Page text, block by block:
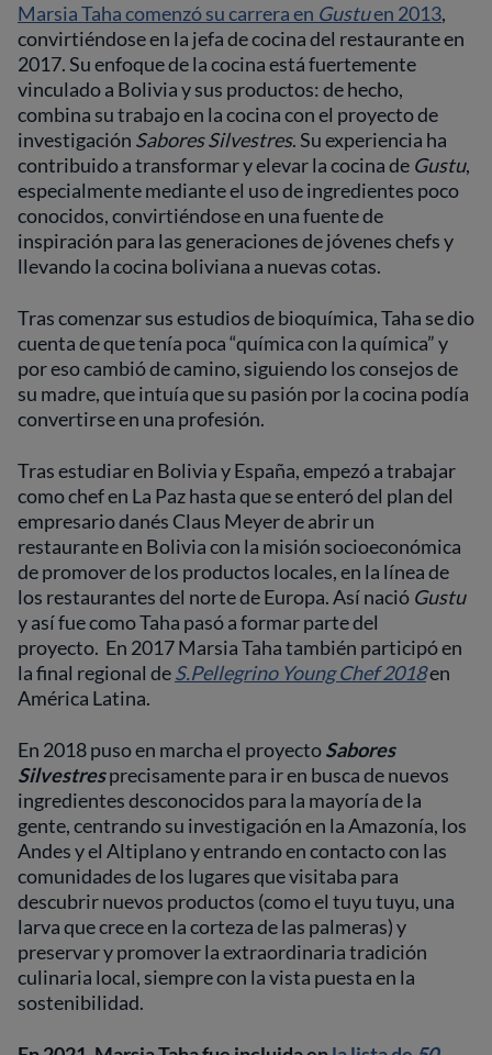
Marsia Taha comenzó su carrera en Gustuen 2013,
convirtiéndose en la jefa de cocina del restaurante en
2017. Su enfoque de la cocina está fuertemente
vinculado a Bolivia y sus productos: de hecho,
combina su trabajo en la cocina con el proyecto de
investigación Sabores Silvestres. Su experiencia ha
contribuido a transformar y elevar la cocina de Gustu,
especialmente mediante el uso de ingredientes poco
conocidos, convirtiéndose en una fuente de
inspiración para las generaciones de jóvenes chefs y
llevando la cocina boliviana a nuevas cotas.
Tras comenzar sus estudios de bioquímica, Taha se dio
cuenta de que tenía poca “química con la química” y
por eso cambió de camino, siguiendo los consejos de
su madre, que intuía que su pasión por la cocina podía
convertirse en una profesión.
Tras estudiar en Bolivia y España, empezó a trabajar
como chef en La Paz hasta que se enteró del plan del
empresario danés Claus Meyer de abrir un
restaurante en Bolivia con la misión socioeconómica
de promover de los productos locales, en la línea de
los restaurantes del norte de Europa. Así nació Gustu
y así fue como Taha pasó a formar parte del
proyecto. En 2017 Marsia Taha también participó en
la final regional deS.Pellegrino Young Chef 2018en
América Latina.
En 2018 puso en marcha el proyectoSabores
Silvestresprecisamente para ir en busca de nuevos
ingredientes desconocidos para la mayoría de la
gente, centrando su investigación en la Amazonía, los
Andes y el Altiplano y entrando en contacto con las
comunidades de los lugares que visitaba para
descubrir nuevos productos (como el tuyu tuyu, una
larva que crece en la corteza de las palmeras) y
preservar y promover la extraordinaria tradición
culinaria local, siempre con la vista puesta en la
sostenibilidad.